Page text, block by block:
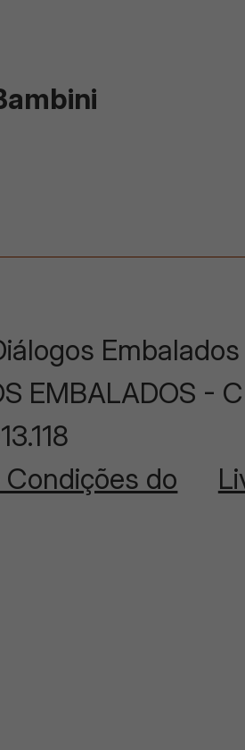
Embalados
EMBALADOS -
Condições do